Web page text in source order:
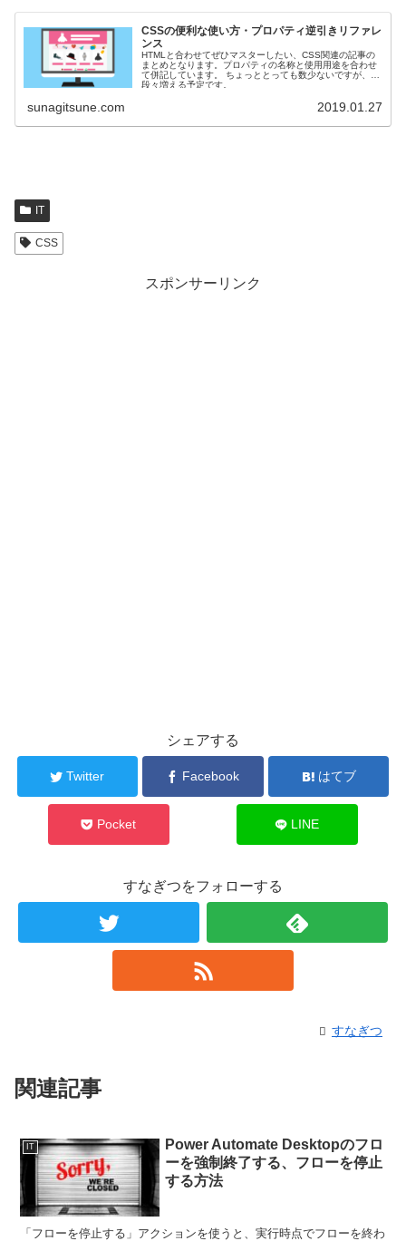
CSSの便利な使い方・プロパティ逆引きリファレ
ンス
HTMLと合わせてぜひマスターしたい、CSS関連の記事の
まとめとなります。プロパティの名称と使用用途を合わせ
て併記しています。 ちょっととっても数少ないですが、
段々増える予定です。
sunagitsune.com 2019.01.27
IT
CSS
スポンサーリンク
シェアする
Twitter Facebook はてブ
Pocket LINE
すなぎつをフォローする
すなぎつ
関連記事
IT
Power Automate Desktopのフロ
ーを強制終了する、フローを停止
する方法
「フローを停止する」アクションを使うと、実行時点でフローを終わ